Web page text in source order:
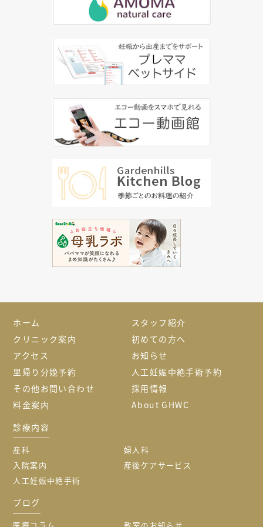
ホーム
スタッフ紹介
クリニック案内
初めての方へ
アクセス
お知らせ
里帰り分娩予約
人工妊娠中絶手術予約
その他お問い合わせ
採用情報
料金案内
About GHWC
診療内容
産科
婦人科
入院案内
産後ケアサービス
人工妊娠中絶手術
ブログ